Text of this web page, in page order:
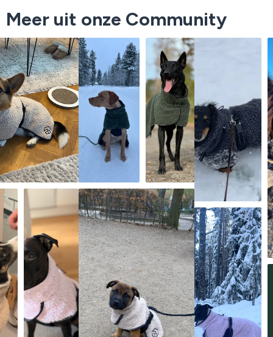
Meer uit onze Community